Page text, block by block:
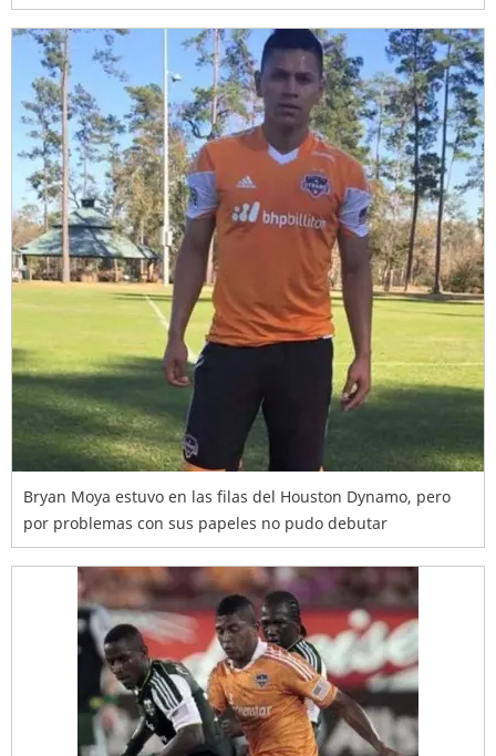
Bryan Moya estuvo en las filas del Houston Dynamo, pero
por problemas con sus papeles no pudo debutar